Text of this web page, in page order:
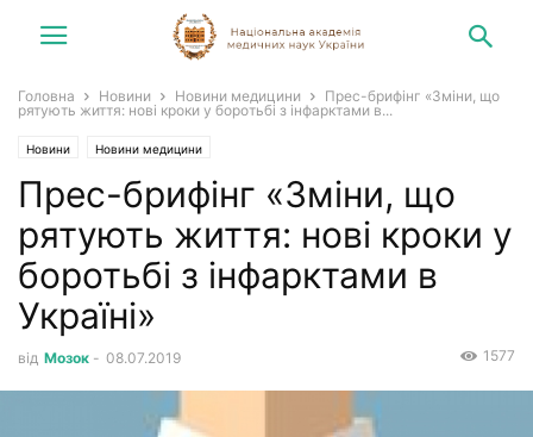
Головна Новини Новини медицини
Прес-брифінг «Зміни, що
рятують життя: нові кроки у боротьбі з інфарктами в...
Новини Новини медицини
Прес-брифінг «Зміни, що
рятують життя: нові кроки у
боротьбі з інфарктами в
Україні»
від Мозок - 08.07.2019 1577